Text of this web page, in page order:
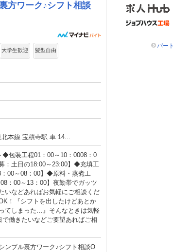
方ワーク♪シフト相談
大学生歓迎 髪型自由
本線 宝積寺駅 車 14...
◆包装工程01：00～10：0008：0
：土日の18:00～23:00】◆充填工
00～08：00】◆原料・蒸煮工
00～13：00】夜勤帯でガッツ
いなどあればお気軽にご相談くだ
！『シフトを出したけどあとか
てしまった…』そんなときは気軽
働きたいなどご要望あればご相
ンプル裏方ワーク♪シフト相談O
パー